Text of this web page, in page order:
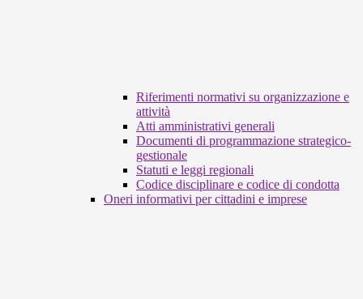
Riferimenti normativi su organizzazione e
attività
Atti amministrativi generali
Documenti di programmazione strategico-
gestionale
Statuti e leggi regionali
Codice disciplinare e codice di condotta
Oneri informativi per cittadini e imprese